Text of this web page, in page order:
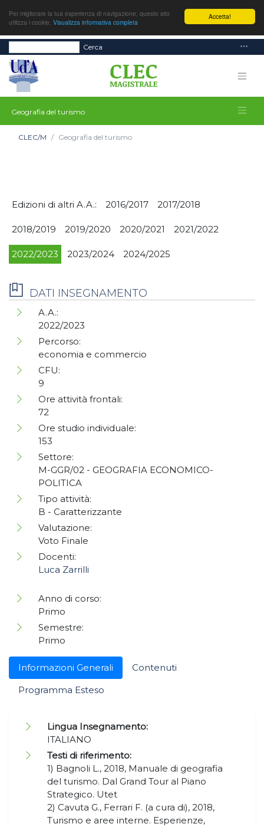
Accetta!
Per migliorare la tua esperienza di navigazione, questo sito
utilizza i cookie. Visualizza informativa completa
Cerca
Geografia del turismo
CLEC/M Geografia del turismo
Edizioni di altri A.A.: 2016/2017 2017/2018
2018/2019 2019/2020 2020/2021 2021/2022
2022/2023 2023/2024 2024/2025
Informazioni Generali
Contenuti
Programma Esteso
Lingua Insegnamento:
ITALIANO
Testi di riferimento:
1) Bagnoli L., 2018, Manuale di geografia
del turismo. Dal Grand Tour al Piano
Strategico. Utet
2) Cavuta G., Ferrari F. (a cura di), 2018,
Turismo e aree interne. Esperienze,
DATI INSEGNAMENTO
A.A.:
2022/2023
Percorso:
economia e commercio
CFU:
9
Ore attività frontali:
72
Ore studio individuale:
153
Settore:
M-GGR/02 - GEOGRAFIA ECONOMICO-
POLITICA
Tipo attività:
B - Caratterizzante
Valutazione:
Voto Finale
Docenti:
Luca Zarrilli
Anno di corso:
Primo
Semestre:
Primo